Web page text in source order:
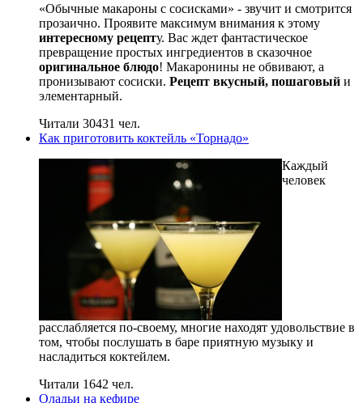
«Обычные макароны с сосисками» - звучит и смотрится
прозаично. Проявите максимум внимания к этому
интересному рецепту. Вас ждет фантастическое
превращение простых ингредиентов в сказочное
оригинальное блюдо! Макаронины не обвивают, а
пронизывают сосиски. Рецепт вкусный, пошаговый и
элементарный.
Читали 30431 чел.
Как приготовить коктейль «Торнадо»
Каждый
человек
расслабляется по-своему, многие находят удовольствие в
том, чтобы послушать в баре приятную музыку и
насладиться коктейлем.
Читали 1642 чел.
Оладьи на кефире